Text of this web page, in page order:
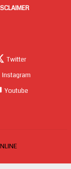
Twitter
Instagram
Youtube